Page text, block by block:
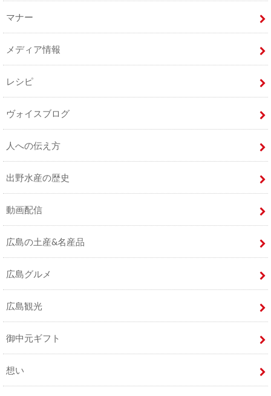
マナー
メディア情報
レシピ
ヴォイスブログ
人への伝え方
出野水産の歴史
動画配信
広島の土産&名産品
広島グルメ
広島観光
御中元ギフト
想い